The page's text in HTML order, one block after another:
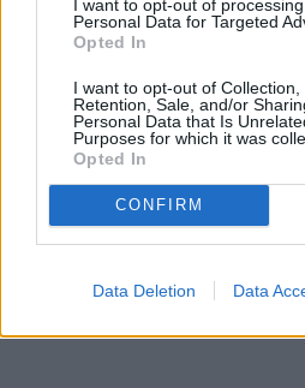
I want to opt-out of
Personal Data for Targeted
Opted In
I want to opt-out of Collection,
Retention, Sale, and/or
Personal Data that Is
Purposes for which it was
Opted In
CONFIRM
Data Deletion Data